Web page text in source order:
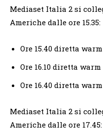
Mediaset Italia 2 si
Americhe dalle ore 15.35:
Ore 15.40 diretta
Ore 16.10 diretta
Ore 16.40 diretta
Mediaset Italia 2 si
Americhe dalle ore 17.45: